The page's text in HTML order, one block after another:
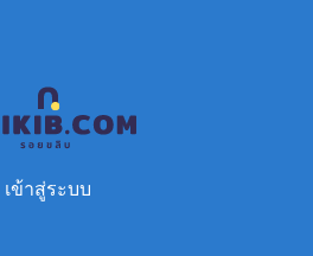
เข้าสู่ระบบ